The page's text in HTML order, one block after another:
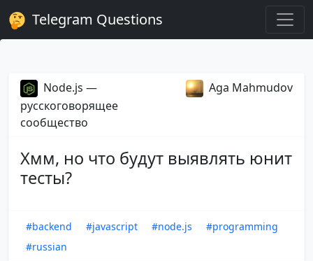
Telegram Questions
Node.js —
русскоговорящее
сообщество
Aga Mahmudov
Хмм, но что будут выявлять юнит
тесты?
#backend #javascript #node.js
#programming
#russian